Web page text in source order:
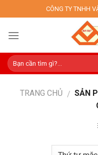
to
content
CÔNG TY TNHH
TRANG CHỦ / SẢN